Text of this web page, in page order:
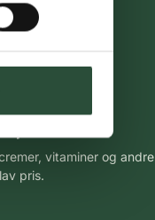
produkter
vitaminer og andre
pris.